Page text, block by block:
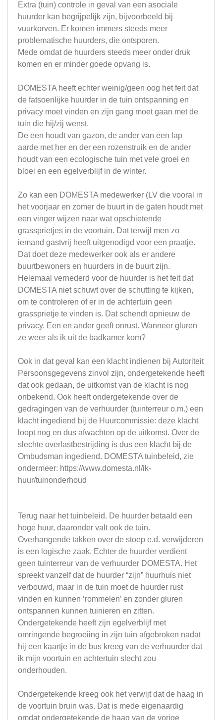
Extra (tuin) controle in geval van een asociale
huurder kan begrijpelijk zijn, bijvoorbeeld bij
vuurkorven. Er komen immers steeds meer
problematische huurders, die ontsporen.
Mede omdat de huurders steeds meer onder druk
komen en er minder goede opvang is.
DOMESTA heeft echter weinig/geen oog het feit dat
de fatsoenlijke huurder in de tuin ontspanning en
privacy moet vinden en zijn gang moet gaan met de
tuin die hij/zij wenst.
De een houdt van gazon, de ander van een lap
aarde met her en der een rozenstruik en de ander
houdt van een ecologische tuin met vele groei en
bloei en een egelverblijf in de winter.
Zo kan een DOMESTA medewerker (LV die vooral in
het voorjaar en zomer de buurt in de gaten houdt met
een vinger wijzen naar wat opschietende
grassprietjes in de voortuin. Dat terwijl men zo
iemand gastvrij heeft uitgenodigd voor een praatje.
Dat doet deze medewerker ook als er andere
buurtbewoners en huurders in de buurt zijn.
Helemaal vernederd voor de huurder is het feit dat
DOMESTA niet schuwt over de schutting te kijken,
om te controleren of er in de achtertuin geen
grassprietje te vinden is. Dat schendt opnieuw de
privacy. Een en ander geeft onrust. Wanneer gluren
ze weer als ik uit de badkamer kom?
Ook in dat geval kan een klacht indienen bij Autoriteit
Persoonsgegevens zinvol zijn, ondergetekende heeft
dat ook gedaan, de uitkomst van de klacht is nog
onbekend. Ook heeft ondergetekende over de
gedragingen van de verhuurder (tuinterreur o.m.) een
klacht ingediend bij de Huurcommissie: deze klacht
loopt nog en dus afwachten op de uitkomst. Over de
slechte overlastbestrijding is dus een klacht bij de
Ombudsman ingediend. DOMESTA tuinbeleid, zie
ondermeer: https://www.domesta.nl/ik-
huur/tuinonderhoud
Terug naar het tuinbeleid. De huurder betaald een
hoge huur, daaronder valt ook de tuin.
Overhangende takken over de stoep e.d. verwijderen
is een logische zaak. Echter de huurder verdient
geen tuinterreur van de verhuurder DOMESTA. Het
spreekt vanzelf dat de huurder “zijn” huurhuis niet
verbouwd, maar in de tuin moet de huurder rust
vinden en kunnen ‘rommelen’ en zonder gluren
ontspannen kunnen tuinieren en zitten.
Ondergetekende heeft zijn egelverblijf met
omringende begroeiing in zijn tuin afgebroken nadat
hij een kaartje in de bus kreeg van de verhuurder dat
ik mijn voortuin en achtertuin slecht zou
onderhouden.
Ondergetekende kreeg ook het verwijt dat de haag in
de voortuin bruin was. Dat is mede eigenaardig
omdat ondergetekende de haag van de vorige